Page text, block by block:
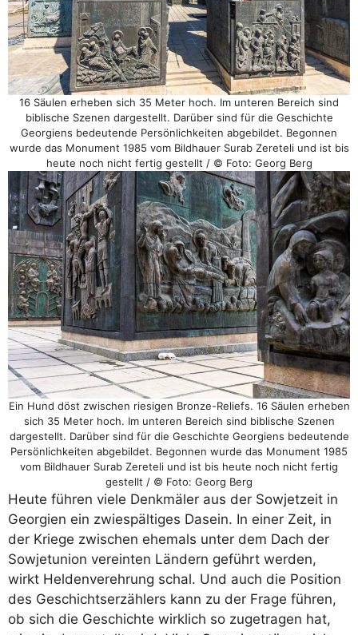
16 Säulen erheben sich 35 Meter hoch. Im unteren Bereich sind
biblische Szenen dargestellt. Darüber sind für die Geschichte
Georgiens bedeutende Persönlichkeiten abgebildet. Begonnen
wurde das Monument 1985 vom Bildhauer Surab Zereteli und ist bis
heute noch nicht fertig gestellt / © Foto: Georg Berg
Ein Hund döst zwischen riesigen Bronze-Reliefs. 16 Säulen erheben
sich 35 Meter hoch. Im unteren Bereich sind biblische Szenen
dargestellt. Darüber sind für die Geschichte Georgiens bedeutende
Persönlichkeiten abgebildet. Begonnen wurde das Monument 1985
vom Bildhauer Surab Zereteli und ist bis heute noch nicht fertig
gestellt / © Foto: Georg Berg
Heute führen viele Denkmäler aus der Sowjetzeit in
Georgien ein zwiespältiges Dasein. In einer Zeit, in
der Kriege zwischen ehemals unter dem Dach der
Sowjetunion vereinten Ländern geführt werden,
wirkt Heldenverehrung schal. Und auch die Position
des Geschichtserzählers kann zu der Frage führen,
ob sich die Geschichte wirklich so zugetragen hat,